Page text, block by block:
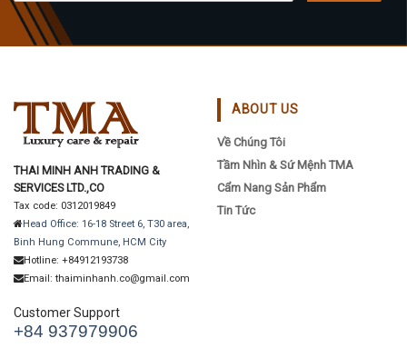
THAI MINH ANH TRADING &
SERVICES LTD.,CO
Tax code: 0312019849
Head Office: 16-18 Street 6, T30 area,
Binh Hung Commune, HCM City
Hotline: +84912193738
Email: thaiminhanh.co@gmail.com
Customer Support
+84 937979906
ABOUT US
Về Chúng Tôi
Tầm Nhìn & Sứ Mệnh TMA
Cẩm Nang Sản Phẩm
Tin Tức